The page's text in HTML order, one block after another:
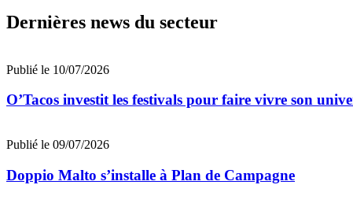
Dernières news du secteur
Publié le 10/07/2026
O’Tacos investit les festivals pour faire vivre son
Publié le 09/07/2026
Doppio Malto s’installe à Plan de Campagne